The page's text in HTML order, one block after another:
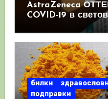
AstraZeneca
COVID-19 в
като призна, че
билки
подправки